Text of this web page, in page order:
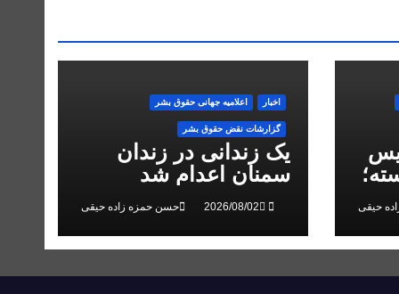
حیقی
اخبار اعلاميه جهانی حقوق بشر
گزارشات نقض حقوق بشر
یک زندانی در زندان
سمنان اعدام شد
حسن حمزه زاده حیقی